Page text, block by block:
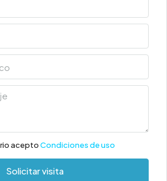
aceptoCondiciones de uso
Solicitar visita